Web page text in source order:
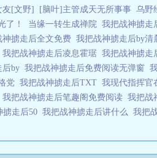
友[文野] [脑叶]主管成天无所事事 乌野
了！
当缘一转生成禅院 我把战神掳走
神掳走后全文免费 我把战神掳走后by清
我把战神掳走后凌息霍琚 我把战神掳走
后by 我把战神掳走后免费阅读无弹窗
党 我把战神掳走后TXT 我现代指挥官
我把战神掳走后笔趣阁免费阅读 我把战
掳走后50 我把战神掳走后讲什么 我把